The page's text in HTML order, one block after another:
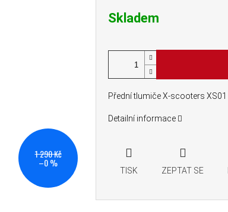
1 290 Kč
–0 %
Skladem
Přední tlumiče X-scooters XS01
Detailní informace
TISK ZEPTAT SE